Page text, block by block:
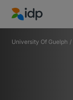
IDP Education
University Of Guelph /